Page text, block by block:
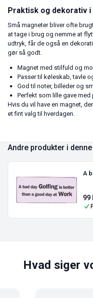
Praktisk og dekorativ i
Små magneter bliver ofte
at tage i brug og nemme at
udtryk, får de også en
gør så godt.
Magnet med stilfuld og
Passer til køleskab, tavle
God til noter, billeder og
Perfekt som lille gave med
Hvis du vil have en magnet,
et fint valg til hverdagen.
Andre produkter i
A
99
Hvad siger